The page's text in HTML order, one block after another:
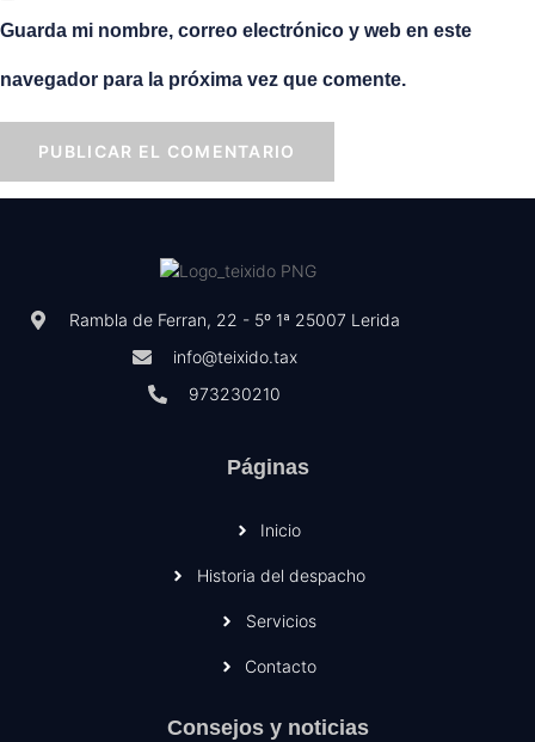
Guarda mi nombre, correo electrónico y web en este
navegador para la próxima vez que comente.
Rambla de Ferran, 22 - 5º 1ª 25007 Lerida
info@teixido.tax
973230210
Páginas
Inicio
Historia del despacho
Servicios
Contacto
Consejos y noticias